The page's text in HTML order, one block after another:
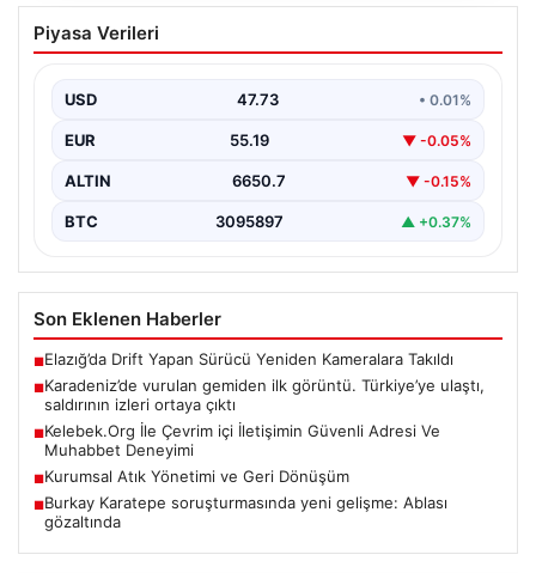
Karadeniz’de vurulan gemiden ilk
görüntü. Türkiye’ye ulaştı, saldırının
{"title": "Karadeniz'de vurulan geminin ilk görüntüleri
Piyasa Verileri
USD 47.73 • 0.01%
EUR 55.19 ▼ -0.05%
ALTIN 6650.7 ▼ -0.15%
BTC 3095897 ▲ +0.37%
Son Eklenen Haberler
■Elazığ’da Drift Yapan Sürücü Yeniden Kameralara Takıldı
■Karadeniz’de vurulan gemiden ilk görüntü. Türkiye’ye ulaştı,
saldırının izleri ortaya çıktı
■Kelebek.Org İle Çevrim içi İletişimin Güvenli Adresi Ve
Muhabbet Deneyimi
■Kurumsal Atık Yönetimi ve Geri Dönüşüm
■Burkay Karatepe soruşturmasında yeni gelişme: Ablası
gözaltında